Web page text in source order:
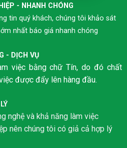
- NHANH CHÓNG
tin quý khách, chúng tôi khảo sát
nhất báo giá nhanh chóng
- DỊCH VỤ
việc bằng chữ Tín, do đó chất
được đẩy lên hàng đầu.
nghệ và khả năng làm việc
nên chúng tôi có giả cả hợp lý